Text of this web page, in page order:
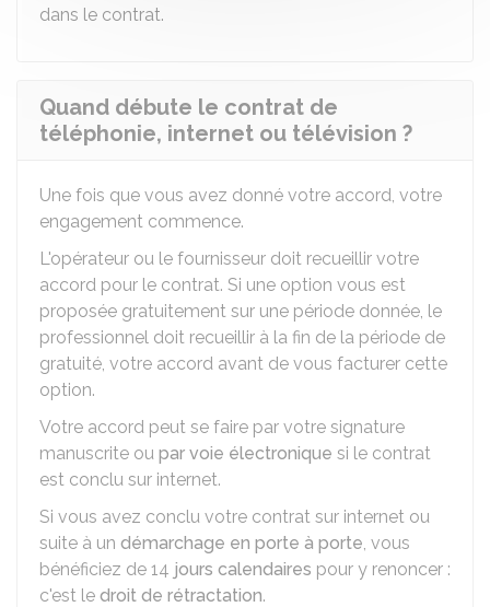
dans le contrat.
Quand débute le contrat de
téléphonie, internet ou télévision ?
Une fois que vous avez donné votre accord, votre
engagement commence.
L'opérateur ou le fournisseur doit recueillir votre
accord pour le contrat. Si une option vous est
proposée gratuitement sur une période donnée, le
professionnel doit recueillir à la fin de la période de
gratuité, votre accord avant de vous facturer cette
option.
Votre accord peut se faire par votre signature
manuscrite ou par voie électronique si le contrat
est conclu sur internet.
Si vous avez conclu votre contrat sur internet ou
suite à un démarchage en porte à porte, vous
bénéficiez de 14 jours calendaires pour y renoncer :
c'est le droit de rétractation.